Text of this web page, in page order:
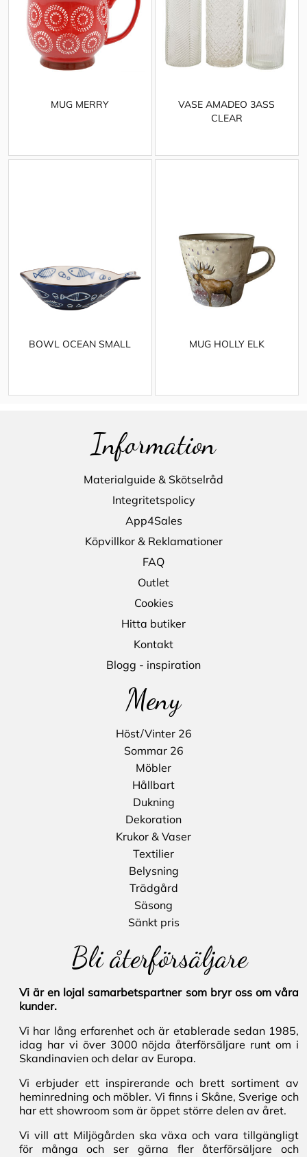
MUG MERRY
VASE AMADEO 3ASS
CLEAR
BOWL OCEAN SMALL MUG HOLLY ELK
Information
Materialguide & Skötselråd
Integritetspolicy
App4Sales
Köpvillkor & Reklamationer
FAQ
Outlet
Cookies
Hitta butiker
Kontakt
Blogg - inspiration
Meny
Höst/Vinter 26
Sommar 26
Möbler
Hållbart
Dukning
Dekoration
Krukor & Vaser
Textilier
Belysning
Trädgård
Säsong
Sänkt pris
Bli återförsäljare
Vi är en lojal samarbetspartner som bryr oss om våra
kunder.
Vi har lång erfarenhet och är etablerade sedan 1985,
idag har vi över 3000 nöjda återförsäljare runt om i
Skandinavien och delar av Europa.
Vi erbjuder ett inspirerande och brett sortiment av
heminredning och möbler. Vi finns i Skåne, Sverige och
har ett showroom som är öppet större delen av året.
Vi vill att Miljögården ska växa och vara tillgängligt
för många och ser gärna fler återförsäljare och